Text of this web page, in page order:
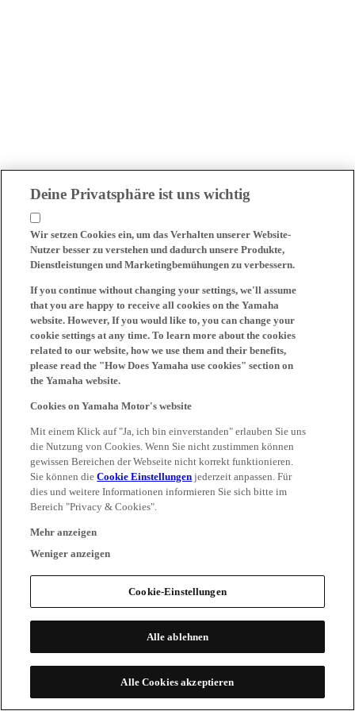
Deine Privatsphäre ist uns wichtig
Wir setzen Cookies ein, um das Verhalten unserer Website-
Nutzer besser zu verstehen und dadurch unsere Produkte,
Dienstleistungen und Marketingbemühungen zu verbessern.
If you continue without changing your settings, we'll assume
that you are happy to receive all cookies on the Yamaha
website. However, If you would like to, you can change your
cookie settings at any time. To learn more about the cookies
related to our website, how we use them and their benefits,
please read the "How Does Yamaha use cookies" section on
the Yamaha website.
Cookies on Yamaha Motor's website
Mit einem Klick auf "Ja, ich bin einverstanden" erlauben Sie uns
die Nutzung von Cookies. Wenn Sie nicht zustimmen können
gewissen Bereichen der Webseite nicht korrekt funktionieren.
Sie können dieCookie Einstellungen jederzeit anpassen. Für
dies und weitere Informationen informieren Sie sich bitte im
Bereich "Privacy & Cookies".
Mehr anzeigen
Weniger anzeigen
Cookie-Einstellungen
Alle ablehnen
Alle Cookies akzeptieren